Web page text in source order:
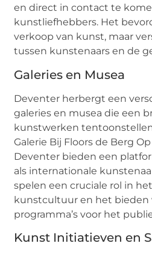
en direct in contact te
kunstliefhebbers. Het
verkoop van kunst, maar
tussen kunstenaars en de
Galeries en Musea
Deventer herbergt een
galeries en musea die een
kunstwerken
Galerie Bij Floors de Berg
Deventer bieden een
als internationale
spelen een cruciale rol in
kunstcultuur en het bieden
programma’s voor het
Kunst Initiatieven en